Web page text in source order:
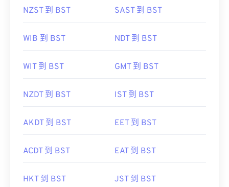
NZST 到 BST SAST 到 BST
WIB 到 BST NDT 到 BST
WIT 到 BST GMT 到 BST
NZDT 到 BST IST 到 BST
AKDT 到 BST EET 到 BST
ACDT 到 BST EAT 到 BST
HKT 到 BST JST 到 BST